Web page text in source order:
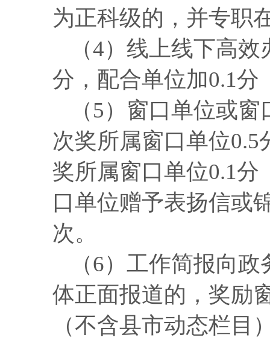
为正科级的，并专职
（4）线上线下高效
分，配合单位加0.1分
（5）窗口单位或
次奖所属窗口单位
奖所属窗口单位0.1
口单位赠予表扬信或
次。
（6）工作简报向政
体正面报道的，奖励
（不含县市动态栏目